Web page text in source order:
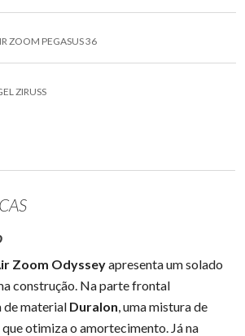
ZOOM PEGASUS 36
ZIRUSS
Zoom Odysseyapresenta um solado
construção. Na parte frontal
de material Duralon, uma mistura de
otimiza o amortecimento. Já na